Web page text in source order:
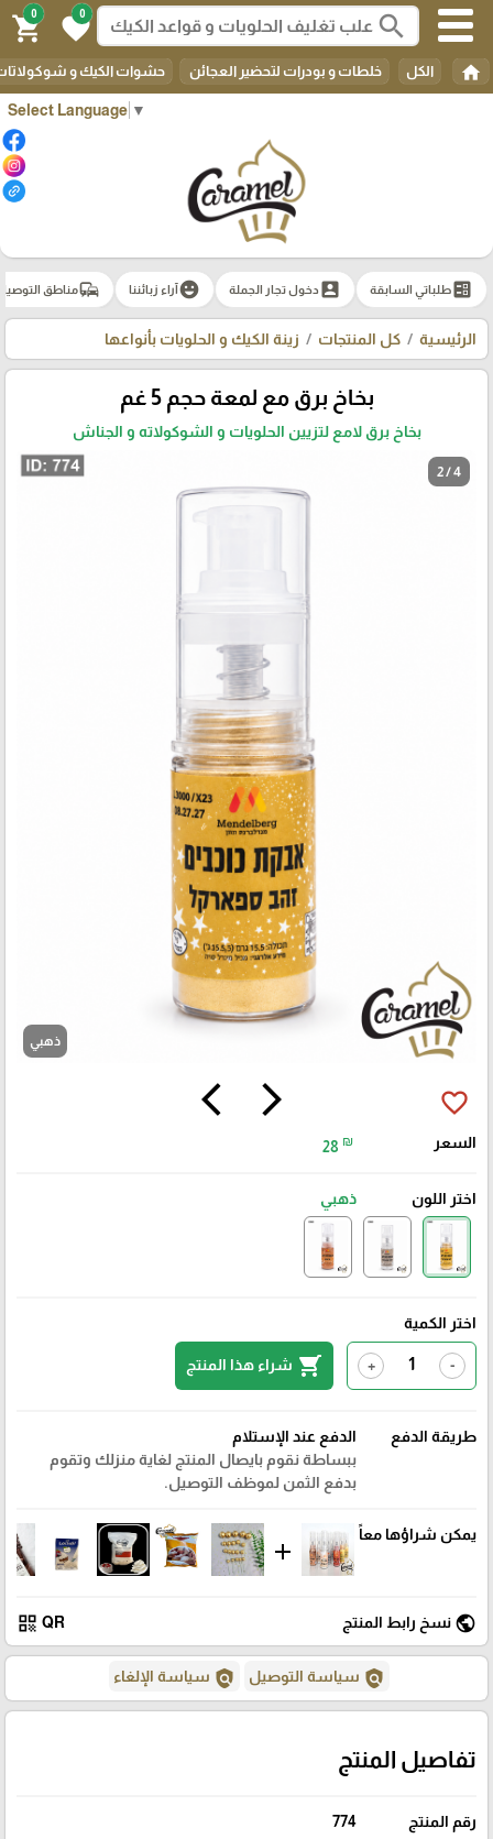
Select Language ▼
search
0
favorite
0
shopping_cart
home الكل خلطات و بودرات لتحضير العجائن حشوات الكيك و
ballotطلباتي السابقة account_box دخول تجار الجملة emoji_emotionsآراء زبائننا commuteمناطق
الرئيسية كل المنتجات زينة الكيك و الحلويات بأنواعها
بخاخ برق مع لمعة حجم 5 غم
بخاخ برق لامع لتزيين الحلويات و الشوكولاته و الجناش
2 / 4
ذهبي
arrow_forward_ios
arrow_back_ios favorite_border
السعر 28 ₪
اختر اللون ذهبي
اختر الكمية
-
+
shopping_cart شراء هذا المنتج
طريقة الدفع
الدفع عند الإستلام
ببساطة نقوم بايصال المنتج لغاية منزلك وتقوم
بدفع الثمن لموظف التوصيل.
يمكن شراؤها معاً
add
public نسخ رابط المنتج QR
qr_code
policy سياسة التوصيل policy سياسة الإلغاء
تفاصيل المنتج
رقم المنتج 774